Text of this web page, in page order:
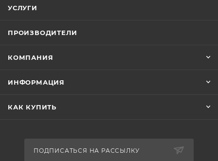
УСЛУГИ
ПРОИЗВОДИТЕЛИ
КОМПАНИЯ
ИНФОРМАЦИЯ
КАК КУПИТЬ
ПОДПИСАТЬСЯ НА РАССЫЛКУ